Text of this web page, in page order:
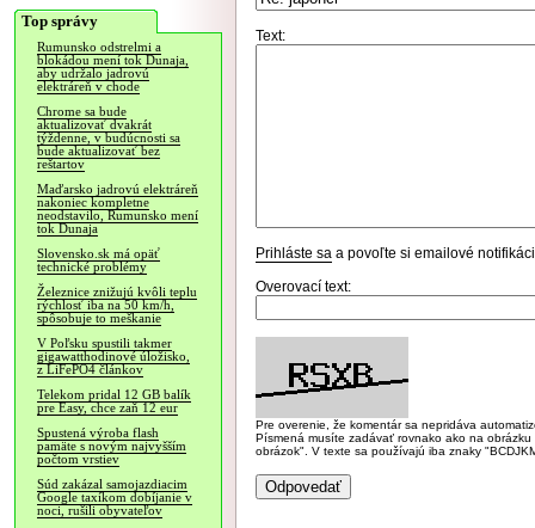
Top správy
Rumunsko odstrelmi a
blokádou mení tok Dunaja,
aby udržalo jadrovú
elektráreň v chode
Chrome sa bude
aktualizovať dvakrát
týždenne, v budúcnosti sa
bude aktualizovať bez
reštartov
Maďarsko jadrovú elektráreň
nakoniec kompletne
neodstavilo, Rumunsko mení
tok Dunaja
Slovensko.sk má opäť
technické problémy
Železnice znižujú kvôli teplu
rýchlosť iba na 50 km/h,
spôsobuje to meškanie
V Poľsku spustili takmer
gigawatthodinové úložisko,
z LiFePO4 článkov
Telekom pridal 12 GB balík
pre Easy, chce zaň 12 eur
Spustená výroba flash
pamäte s novým najvyšším
počtom vrstiev
Súd zakázal samojazdiacim
Google taxíkom dobíjanie v
noci, rušili obyvateľov
Text:
Prihláste sa a povoľte si emailové
Overovací text:
Pre overenie, že komentár sa nepridáva
Písmená musíte zadávať rovnako ako na
obrázok". V texte sa používajú iba znaky